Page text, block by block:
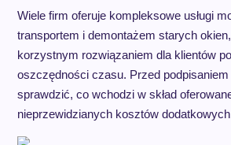
Wiele firm oferuje kompleksowe usługi
transportem i demontażem starych
korzystnym rozwiązaniem dla klientów
oszczędności czasu. Przed podpisaniem
sprawdzić, co wchodzi w skład
nieprzewidzianych kosztów